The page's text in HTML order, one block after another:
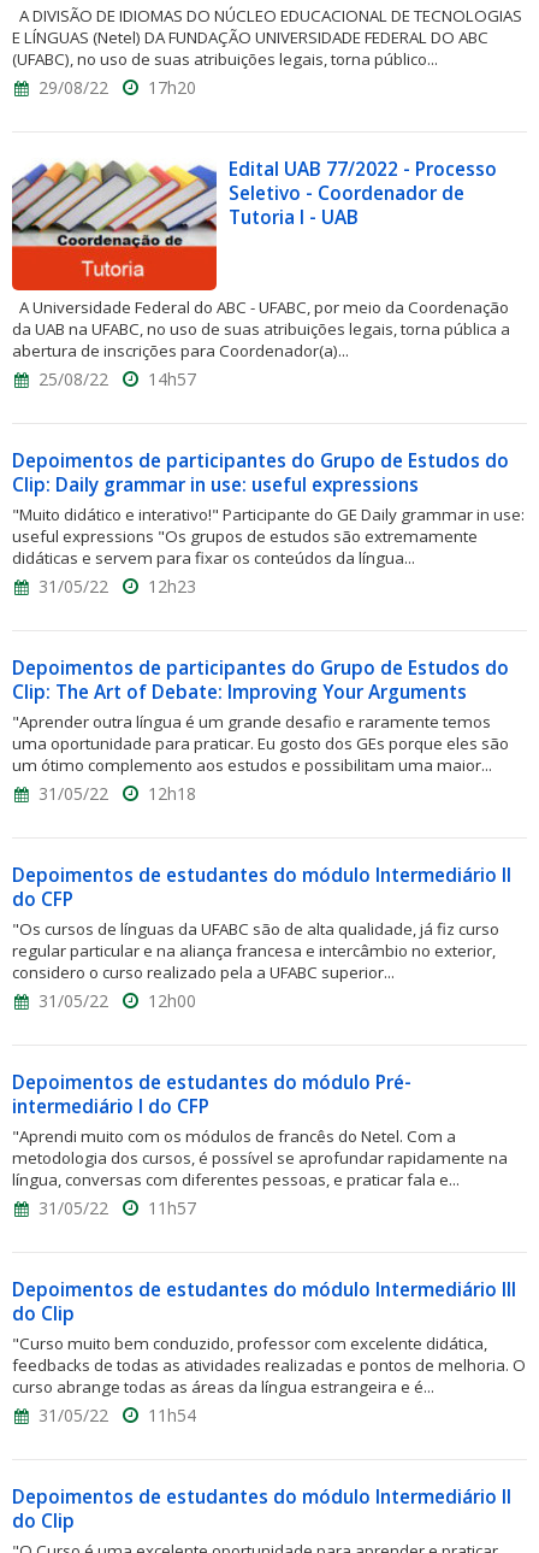
A DIVISÃO DE IDIOMAS DO NÚCLEO EDUCACIONAL DE TECNOLOGIAS
E LÍNGUAS (Netel) DA FUNDAÇÃO UNIVERSIDADE FEDERAL DO ABC
(UFABC), no uso de suas atribuições legais, torna público...
29/08/22 17h20
Edital UAB 77/2022 - Processo
Seletivo - Coordenador de
Tutoria I - UAB
A Universidade Federal do ABC - UFABC, por meio da Coordenação
da UAB na UFABC, no uso de suas atribuições legais, torna pública a
abertura de inscrições para Coordenador(a)...
25/08/22 14h57
Depoimentos de participantes do Grupo de Estudos do
Clip: Daily grammar in use: useful expressions
"Muito didático e interativo!" Participante do GE Daily grammar in use:
useful expressions "Os grupos de estudos são extremamente
didáticas e servem para fixar os conteúdos da língua...
31/05/22 12h23
Depoimentos de participantes do Grupo de Estudos do
Clip: The Art of Debate: Improving Your Arguments
"Aprender outra língua é um grande desafio e raramente temos
uma oportunidade para praticar. Eu gosto dos GEs porque eles são
um ótimo complemento aos estudos e possibilitam uma maior...
31/05/22 12h18
Depoimentos de estudantes do módulo Intermediário II
do CFP
"Os cursos de línguas da UFABC são de alta qualidade, já fiz curso
regular particular e na aliança francesa e intercâmbio no exterior,
considero o curso realizado pela a UFABC superior...
31/05/22 12h00
Depoimentos de estudantes do módulo Pré-
intermediário I do CFP
"Aprendi muito com os módulos de francês do Netel. Com a
metodologia dos cursos, é possível se aprofundar rapidamente na
língua, conversas com diferentes pessoas, e praticar fala e...
31/05/22 11h57
Depoimentos de estudantes do módulo Intermediário III
do Clip
"Curso muito bem conduzido, professor com excelente didática,
feedbacks de todas as atividades realizadas e pontos de melhoria. O
curso abrange todas as áreas da língua estrangeira e é...
31/05/22 11h54
Depoimentos de estudantes do módulo Intermediário II
do Clip